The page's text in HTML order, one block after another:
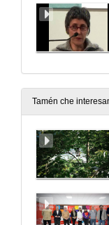
Tamén che